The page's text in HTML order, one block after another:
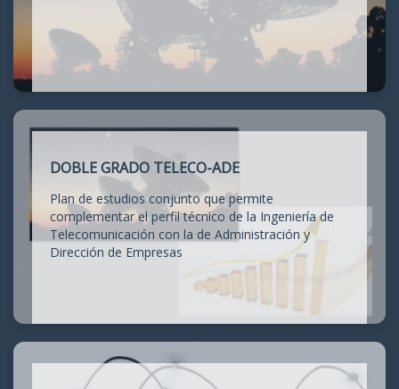
DOBLE GRADO TELECO-ADE
Plan de estudios conjunto que permite
complementar el perfil técnico de la Ingeniería de
Telecomunicación con la de Administración y
Dirección de Empresas